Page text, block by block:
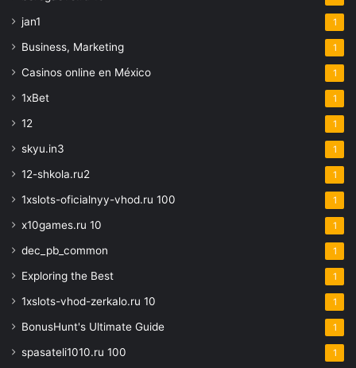
jan1 1
Business, Marketing 1
Casinos online en México 1
1xBet 1
12 1
skyu.in3 1
12-shkola.ru2 1
1xslots-oficialnyy-vhod.ru 100 1
x10games.ru 10 1
dec_pb_common 1
Exploring the Best 1
1xslots-vhod-zerkalo.ru 10 1
BonusHunt's Ultimate Guide 1
spasateli1010.ru 100 1